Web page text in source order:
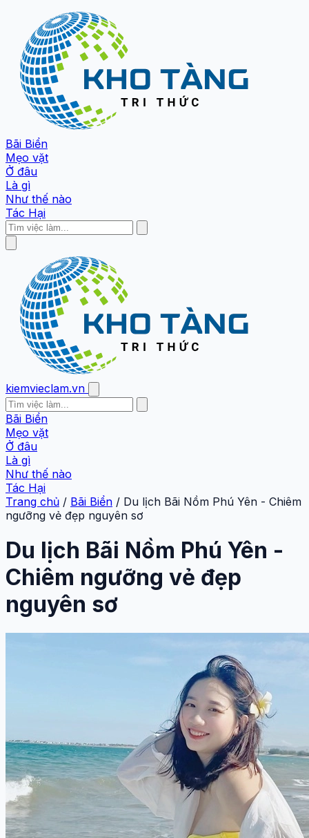
Bãi Biển
Mẹo vặt
Ở đâu
Là gì
Như thế nào
Tác Hại
kiemvieclam.vn
Bãi Biển
Mẹo vặt
Ở đâu
Là gì
Như thế nào
Tác Hại
Trang chủ / Bãi Biển / Du lịch Bãi Nồm Phú Yên - Chiêm
ngưỡng vẻ đẹp nguyên sơ
Du lịch Bãi Nồm Phú Yên -
Chiêm ngưỡng vẻ đẹp
nguyên sơ